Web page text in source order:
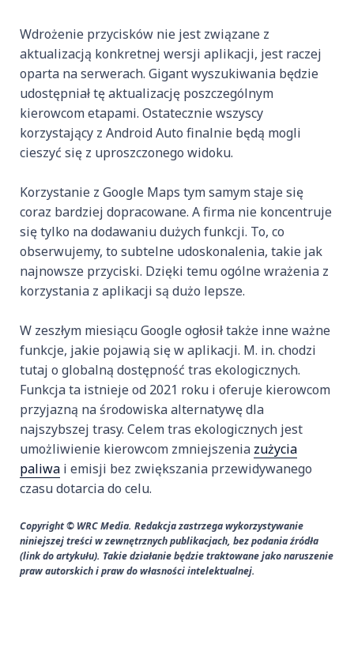
Wdrożenie przycisków nie jest związane z
aktualizacją konkretnej wersji aplikacji, jest raczej
oparta na serwerach. Gigant wyszukiwania będzie
udostępniał tę aktualizację poszczególnym
kierowcom etapami. Ostatecznie wszyscy
korzystający z Android Auto finalnie będą mogli
cieszyć się z uproszczonego widoku.
Korzystanie z Google Maps tym samym staje się
coraz bardziej dopracowane. A firma nie koncentruje
się tylko na dodawaniu dużych funkcji. To, co
obserwujemy, to subtelne udoskonalenia, takie jak
najnowsze przyciski. Dzięki temu ogólne wrażenia z
korzystania z aplikacji są dużo lepsze.
W zeszłym miesiącu Google ogłosił także inne ważne
funkcje, jakie pojawią się w aplikacji. M. in. chodzi
tutaj o globalną dostępność tras ekologicznych.
Funkcja ta istnieje od 2021 roku i oferuje kierowcom
przyjazną na środowiska alternatywę dla
najszybszej trasy. Celem tras ekologicznych jest
umożliwienie kierowcom zmniejszenia zużycia
paliwa i emisji bez zwiększania przewidywanego
czasu dotarcia do celu.
Copyright © WRC Media. Redakcja zastrzega wykorzystywanie
niniejszej treści w zewnętrznych publikacjach, bez podania źródła
(link do artykułu). Takie działanie będzie traktowane jako naruszenie
praw autorskich i praw do własności intelektualnej.